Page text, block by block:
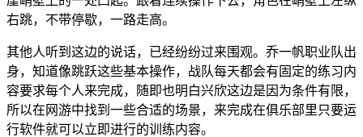
右跳，不带停歇，一路走高。
其他人听到这边的说话，已经纷纷过来围观。乔一帆职业队出
身，知道像跳跃这些基本操作，战队每天都会有固定的练习内
容要求每个人来完成，随即也明白兴欣这边是因为条件有限，
所以在网游中找到一些合适的场景，来完成在俱乐部里只要运
行软件就可以立即进行的训练内容。